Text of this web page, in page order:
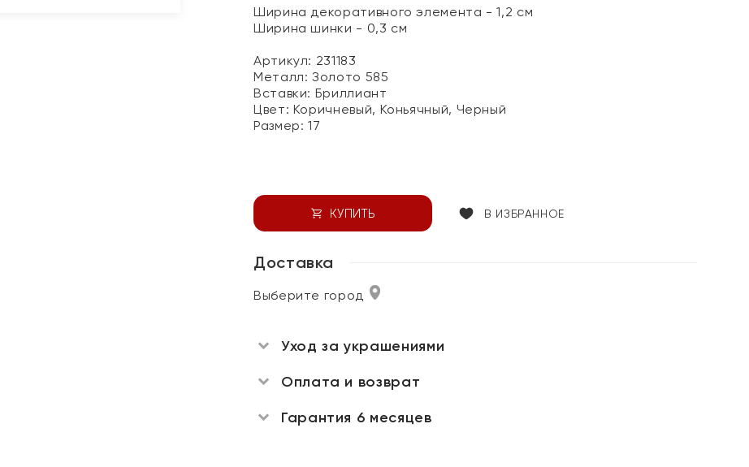
Ширина декоративного элемента - 1,2 см
Ширина шинки - 0,3 см
Артикул: 231183
Металл:Золото 585
Вставки: Бриллиант
Цвет: Коричневый, Коньячный, Черный
Размер:17
КУПИТЬ В ИЗБРАННОЕ
Доставка
Выберите город
Уход за украшениями
Оплата и возврат
Гарантия 6 месяцев